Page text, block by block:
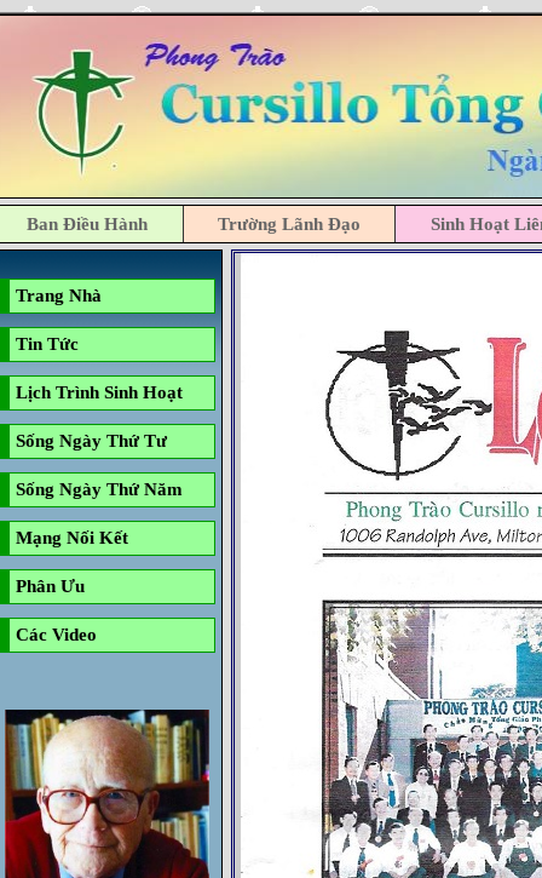
Ban Điều Hành Trường Lãnh Đạo Sinh Hoạt
Trang Nhà
Tin Tức
Lịch Trình Sinh Hoạt
Sống Ngày Thứ Tư
Sống Ngày Thứ Năm
Mạng Nối Kết
Phân Ưu
Các Video